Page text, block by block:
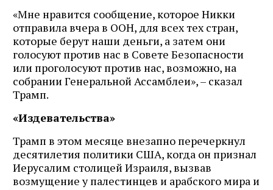
«Мне нравится сообщение, которое Никки
отправила вчера в ООН, для всех тех стран,
которые берут наши деньги, а затем они
голосуют против нас в Совете Безопасности
или проголосуют против нас, возможно, на
собрании Генеральной Ассамблеи», – сказал
Трамп.
«Издевательства»
Трамп в этом месяце внезапно перечеркнул
десятилетия политики США, когда он признал
Иерусалим столицей Израиля, вызвав
возмущение у палестинцев и арабского мира и